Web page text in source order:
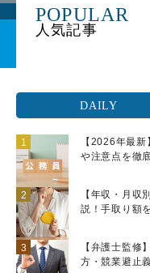
企業の代わりに商品や
いて即戦力となる営業
多い傾向にあります。 会社員で営業職
をする場合、企業と雇
社の商品・サービスを
方、営業代行では企業と
結び、営業活動を代行します
行を依頼する企業ごとに
動の範囲はさまざまです
取りのみ依頼したい」
POPULAR
DAILY
【2026年最
や注意点を徹
【年収・月収
説！手取り額
【弁護士監修
方・競業避止